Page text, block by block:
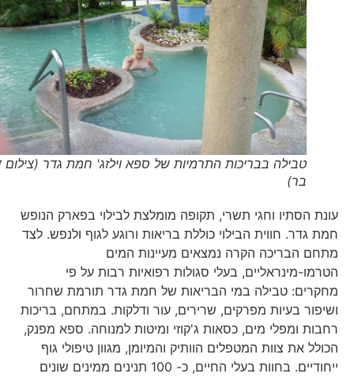
טבילה בבריכות התרמיות של ספא וילזג' חמת גדר (צילום דני
בר)
עונת הסתיו וחגי תשרי, תקופה מומלצת לבילוי בפארק הנופש
חמת גדר. חווית הבילוי כוללת בריאות ורוגע לגוף ולנפש. לצד
מתחם הבריכה הקרה נמצאים מעיינות המים
הטרמו-מינראליים, בעלי סגולות רפואיות רבות על פי
מחקרים: טבילה במי הבריאות של חמת גדר תורמת שחרור
ושיפור בעיות מפרקים, שרירים, עור ודלקות. במתחם, בריכות
רחבות ומפלי מים, כסאות ג'קוזי ומיטות למנוחה. ספא מפנק,
הכולל את צוות המטפלים הוותיק והמיומן, מגוון טיפולי גוף
ייחודיים. בחוות בעלי החיים, כ- 100 תנינים ממינים שונים